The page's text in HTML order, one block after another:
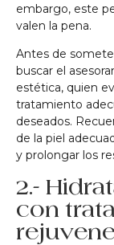
embargo, este
valen la pena.
Antes de
buscar el
estética, quien
tratamiento
deseados.
de la piel
y prolongar los
2.-
con